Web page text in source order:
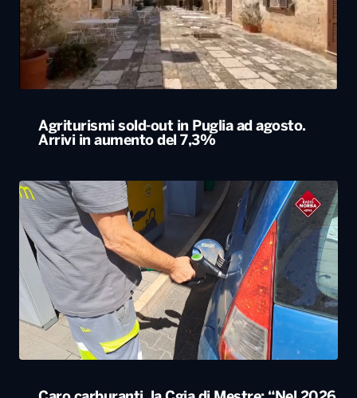
Agriturismi sold-out in Puglia ad agosto.
Arrivi in aumento del 7,3%